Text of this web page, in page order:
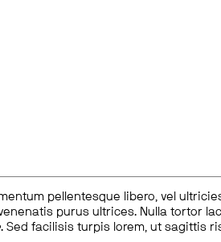
pellentesque libero, vel
purus ultrices. Nulla tortor
. Sed facilisis turpis lorem, ut sagittis